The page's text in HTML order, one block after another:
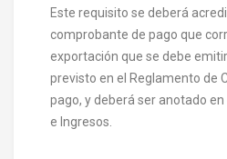
Este requisito se deberá
comprobante de pago que
exportación que se debe
previsto en el Reglamento de
pago, y deberá ser anotado
e Ingresos.